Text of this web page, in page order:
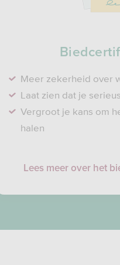
Meer zekerheid over
Laat zien dat je
Vergroot je kans om
halen
Lees meer over het